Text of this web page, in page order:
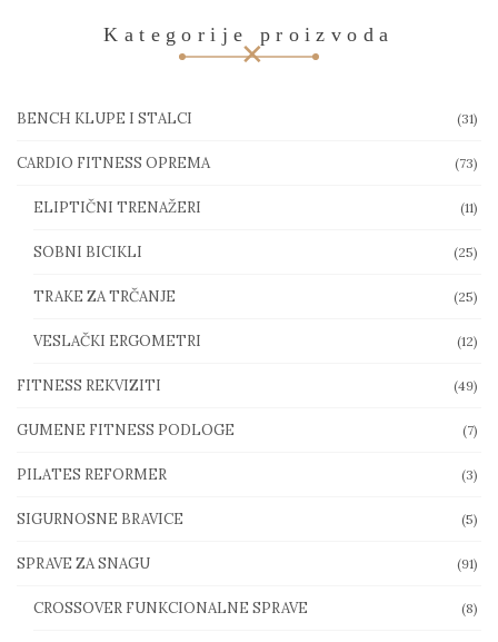
Kategorije proizvoda
BENCH KLUPE I STALCI (31)
CARDIO FITNESS OPREMA (73)
ELIPTIČNI TRENAŽERI (11)
SOBNI BICIKLI (25)
TRAKE ZA TRČANJE (25)
VESLAČKI ERGOMETRI (12)
FITNESS REKVIZITI (49)
GUMENE FITNESS PODLOGE (7)
PILATES REFORMER (3)
SIGURNOSNE BRAVICE (5)
SPRAVE ZA SNAGU (91)
CROSSOVER FUNKCIONALNE SPRAVE (8)